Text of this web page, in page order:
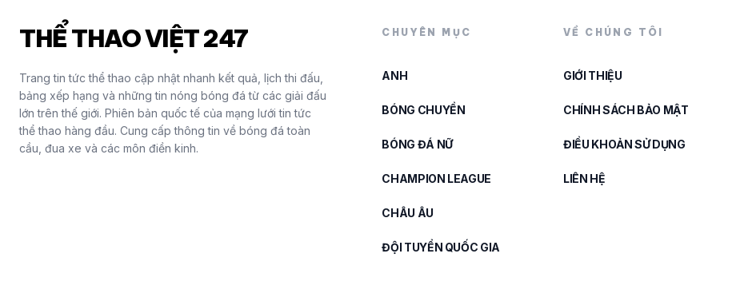
THỂ THAO VIỆT 247
Trang tin tức thể thao cập nhật nhanh kết quả, lịch thi đấu,
bảng xếp hạng và những tin nóng bóng đá từ các giải đấu
lớn trên thế giới. Phiên bản quốc tế của mạng lưới tin tức
thể thao hàng đầu. Cung cấp thông tin về bóng đá toàn
cầu, đua xe và các môn điền kinh.
CHUYÊN MỤC
ANH
BÓNG CHUYỀN
BÓNG ĐÁ NỮ
CHAMPION LEAGUE
CHÂU ÂU
ĐỘI TUYỂN QUỐC GIA
VỀ CHÚNG TÔI
GIỚI THIỆU
CHÍNH SÁCH BẢO MẬT
ĐIỀU KHOẢN SỬ DỤNG
LIÊN HỆ